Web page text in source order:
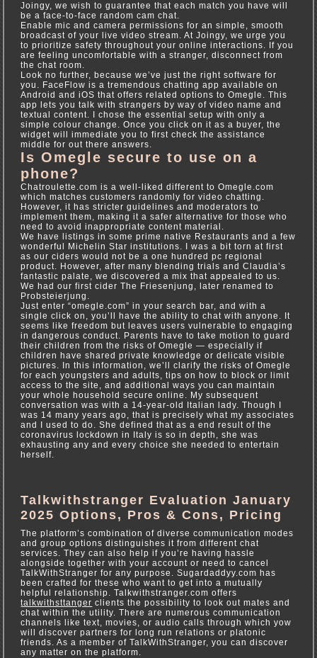
Joingy, we wish to guarantee that each match you have will
be a face-to-face random cam chat.
Enable mic and camera permissions for an simple, smooth
broadcast of your live video stream. At Joingy, we urge you
to prioritize safety throughout your online interactions. If you
are feeling uncomfortable with a stranger, disconnect from
the chat room.
Look no further, because we’ve just the right software for
you. FaceFlow is a tremendous chatting app available on
Android and iOS that offers related options to Omegle. This
app lets you talk with strangers by way of video name and
textual content. I chose the essential setup with only a
simple colour change. Once you click on it as a buyer, the
widget will immediate you to first check the assistance
middle for out there answers.
Is Omegle secure to use on a
phone?
Chatroulette.com is a well-liked different to Omegle.com
which matches customers randomly for video chatting.
However, it has stricter guidelines and moderators to
implement them, making it a safer alternative for those who
need to avoid inappropriate content material.
We have listings in some prime native Restaurants and a few
wonderful Michelin Star institutions. I was a bit torn at first
as our ciders would not be a one hundred pc regional
product. However, after many blending trials and Claudia’s
fantastic palate, we discovered a mix that appealed to us.
We had our first cider The Friesenjung, later renamed to
Probsteierjung.
Just enter “omegle.com” in your search bar, and with a
single click on, you’ll have the ability to chat with anyone. It
seems like freedom but leaves users vulnerable to engaging
in dangerous conduct. Parents have to take motion to guard
their children from the risks of Omegle — especially if
children have shared private knowledge or delicate visible
pictures. In this information, we’ll clarify the risks of Omegle
for each youngsters and adults, tips on how to block or limit
access to the site, and additional ways you can maintain
your whole household secure online. My subsequent
conversation was with a 14-year-old Italian lady. Though I
was 14 many years ago, that is precisely what my associates
and I used to do. She defined that as a end result of the
coronavirus lockdown in Italy is so in depth, she was
exhausting any and every choice she needed to entertain
herself.
Talkwithstranger Evaluation January
2025 Options, Pros & Cons, Pricing
The platform’s combination of diverse communication modes
and group options distinguishes it from different chat
services. They can also help if you’re having hassle
alongside together with your account or need to cancel
TalkWithStranger for any purpose. Sugardaddyy.com has
been crafted for these who want to get into a mutually
helpful relationship. Talkwithstranger.com offers
talkwithsttanger clients the possibility to look out mates and
chat within the utility. There are numerous communication
channels like text, movies, or audio calls through which yow
will discover partners for long run relations or platonic
friends. As a member of TalkWithStranger, you can discover
any matter on the platform.